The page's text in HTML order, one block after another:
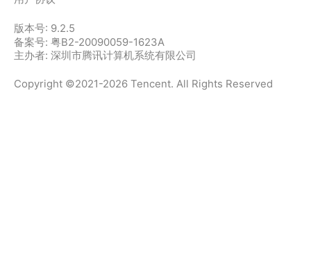
版本号: 9.2.5
备案号: 粤B2-20090059-1623A
主办者: 深圳市腾讯计算机系统有限公司
Copyright ©2021-2026 Tencent. All Rights Reserved